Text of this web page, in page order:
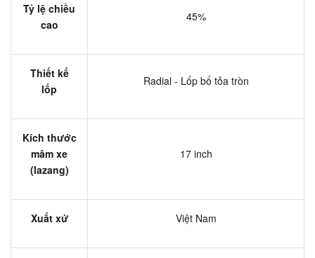
Tỷ lệ chiều
cao
45%
Thiết kế
lốp
Radial - Lốp bố tỏa tròn
Kích thước
mâm xe
(lazang)
17 inch
Xuất xứ Việt Nam